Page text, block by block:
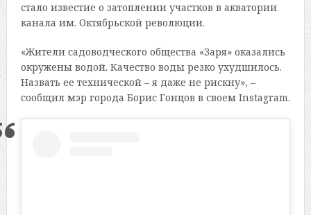
стало известие о затоплении участков в акватории
канала им. Октябрьской революции.
«Жители садоводческого общества «Заря» оказались
окружены водой. Качество воды резко ухудшилось.
Назвать ее технической – я даже не рискну», –
сообщил мэр города Борис Гонцов в своем Instagram.